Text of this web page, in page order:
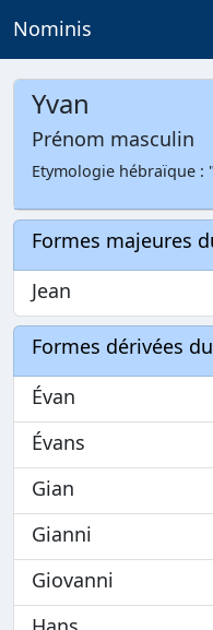
Nominis
Yvan
Prénom masculin
Etymologie hébraïque :
Formes majeures
Jean
Formes dérivées
Évan
Évans
Gian
Gianni
Giovanni